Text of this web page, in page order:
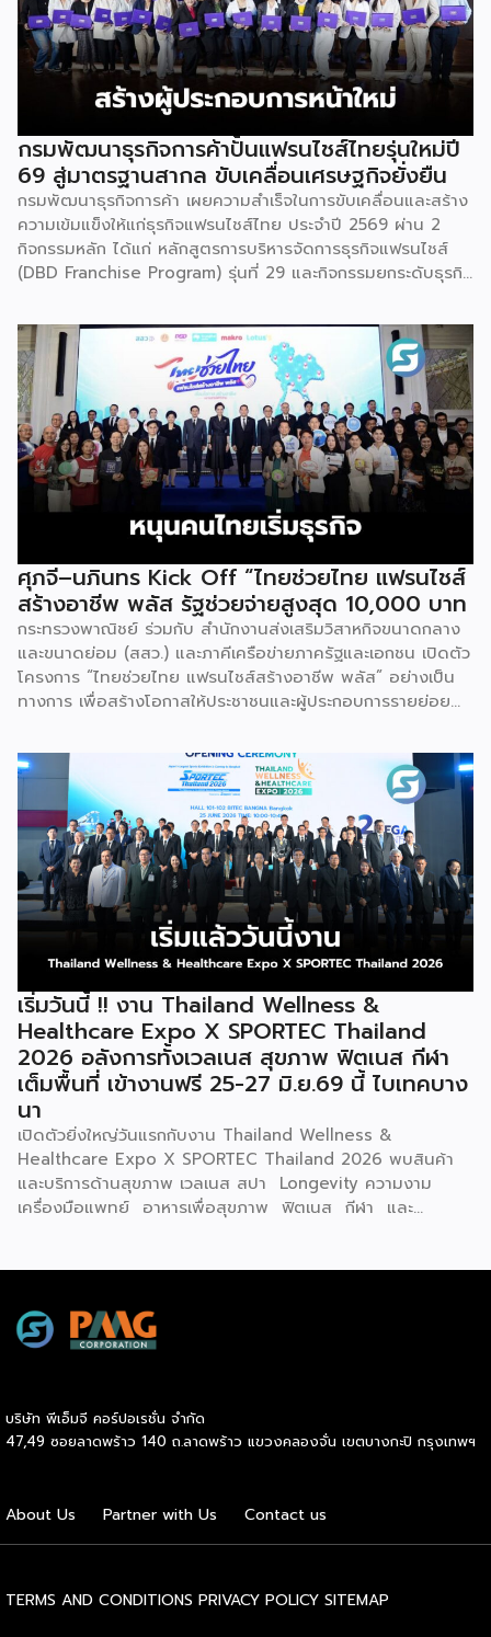
กรมพัฒนาธุรกิจการค้าปั้นแฟรนไชส์ไทยรุ่นใหม่ปี
69 สู่มาตรฐานสากล ขับเคลื่อนเศรษฐกิจยั่งยืน
กรมพัฒนาธุรกิจการค้า เผยความสำเร็จในการขับเคลื่อนและสร้าง
ความเข้มแข็งให้แก่ธุรกิจแฟรนไชส์ไทย ประจำปี 2569 ผ่าน 2
กิจกรรมหลัก ได้แก่ หลักสูตรการบริหารจัดการธุรกิจแฟรนไชส์
(DBD Franchise Program) รุ่นที่ 29 และกิจกรรมยกระดับธุรกิจ
(Franchise Standard) มุ่งเป้าบ่มเพาะศักยภาพผู้ประกอบการราย
ใหม่ พร้อมการันตีคุณภาพมาตรฐานเพื่อสร้างความเชี่ยวชาญและ
ความน่าเชื่อถือในตลาดโลก นายพูนพงษ์ นัยนาภากรณ์ อธิบดี
กรมพัฒนาธุรกิจการค้า กระทรวงพาณิชย์ เปิดเผยภายหลังเป็น
ประธานมอบประกาศนียบัตรแก่ผู้ประกอบการแฟรนไชส์ใน 2
กิจกรรมว่า “ขอแสดงความยินดีกับทุกกิจการที่ได้รับ
ประกาศนียบัตรในวันนี้ (วันพุธที่ 15 กรกฎาคม 2569) โดย
กิจกรรมแรกเป็นการอบรมหลักสูตรการบริหารจัดการธุรกิจแฟรน
ไชส์ (DBD Franchise Program: DBD-FP) รุ่นที่ 29 ซึ่งเป็น
หลักสูตรระยะยาวที่จัดขึ้นตั้งแต่วันที่ 3 ธันวาคม 2568 – วันที่ 2
เมษายน 2569 รวม 23 วัน โดยได้รับเกียรติจากวิทยากรผู้ทรง
คุณวุฒิจากภาครัฐ ภาคเอกชน และสถาบันการศึกษา ที่มาร่วมบ่ม
เพาะความรู้เชิงปฏิบัติการให้แก่ผู้ประกอบธุรกิจแฟรนไชส์อย่างเข้ม
ข้นรวม […]
ศุภจี–นภินทร Kick Off “ไทยช่วยไทย แฟรนไชส์
สร้างอาชีพ พลัส รัฐช่วยจ่ายสูงสุด 10,000 บาท
กระทรวงพาณิชย์ ร่วมกับ สำนักงานส่งเสริมวิสาหกิจขนาดกลาง
และขนาดย่อม (สสว.) และภาคีเครือข่ายภาครัฐและเอกชน เปิดตัว
โครงการ “ไทยช่วยไทย แฟรนไชส์สร้างอาชีพ พลัส” อย่างเป็น
ทางการ เพื่อสร้างโอกาสให้ประชาชนและผู้ประกอบการรายย่อย
ทั้งเงินอุดหนุน พื้นที่ค้าขาย แหล่งเงินทุน และการเชื่อมโยงตลาด
ดิจิทัล เพื่อสร้างอาชีพ เพิ่มรายได้ และเสริมความเข้มแข็งให้
เศรษฐกิจฐานราก นางศุภจี สุธรรมพันธุ์ รองนายกรัฐมนตรีและ
รัฐมนตรีว่าการกระทรวงพาณิชย์ เป็นประธานเปิดโครงการ “ไทย
ช่วยไทย แฟรนไชส์สร้างอาชีพ พลัส” ณ ห้องบุรฉัตรไชยากร
สำนักงานปลัดกระทรวงพาณิชย์ โดยมีนายนภินทร ศรีสรรพางค์
รัฐมนตรีประจำสำนักนายกรัฐมนตรี ผู้กำกับดูแลสำนักงานส่ง
เสริมวิสาหกิจขนาดกลางและขนาดย่อม (สสว.) พร้อมผู้บริหาร
หน่วยงานภาครัฐ ภาคเอกชน และผู้ประกอบธุรกิจแฟรนไชส์เข้า
ร่วม นางศุภจี กล่าวว่า โครงการนี้เกิดจากความร่วมมือระหว่าง
กระทรวงพาณิชย์ และ สสว. ภายใต้นโยบายของรัฐบาลที่มุ่งดูแล
ค่าครองชีพของประชาชนควบคู่กับการสร้างรายได้ โดยกรม
พัฒนาธุรกิจการค้าได้พัฒนาธุรกิจแฟรนไชส์มาอย่างต่อเนื่อง
เพื่อเปิดโอกาสให้ผู้ที่ต้องการมีอาชีพหรือหารายได้เพิ่มเติม
สามารถเริ่มต้นธุรกิจได้ง่ายขึ้นผ่านระบบแฟรนไชส์ ซึ่งปัจจุบันมี
ธุรกิจแฟรนไชส์จดทะเบียนกับกรมพัฒนาธุรกิจการค้ากว่า 500
ราย และได้คัดเลือกแฟรนไชส์มาตรฐานที่มีมูลค่าการลงทุนไม่เกิน
100,000 บาท เข้าร่วมโครงการกว่า […]
เริ่มวันนี้ !! งาน Thailand Wellness &
Healthcare Expo X SPORTEC Thailand
2026 อลังการทั้งเวลเนส สุขภาพ ฟิตเนส กีฬา
เต็มพื้นที่ เข้างานฟรี 25-27 มิ.ย.69 นี้ ไบเทคบาง
นา
เปิดตัวยิ่งใหญ่วันแรกกับงาน Thailand Wellness &
Healthcare Expo X SPORTEC Thailand 2026 พบสินค้า
และบริการด้านสุขภาพ เวลเนส สปา Longevity ความงาม
เครื่องมือแพทย์ อาหารเพื่อสุขภาพ ฟิตเนส กีฬา และ
พร้อมเวทีเจรจาจับคู่ธุรกิจทั้งในและต่างประเทศ งานจัดต่อเนื่อง
ตั้งแต่วันนี้ถึง 27 มิถุนายน 2569 ณ ฮอลล์ 101, 102 ไบเทค
เรือง อดีตรัฐมนตรีว่าการกระทรวงวิทยาศาสตร์และเทคโนโลยี
อดีตรัฐมนตรีว่าการกระทรวงอุตสาหกรรม กรรมการสำนักงานส่ง
“ประเทศไทยมีฐานแข็งแกร่งในเรื่องอุตสาหกรรมการแพทย์และสุข
ภาวะติดอันดับต้นๆ ในระดับโลก รัฐบาลจึงได้กำหนดให้สุขภาวะ
การขับเคลื่อนเศรษฐกิจมูลค่าสูงของประเทศ ผมมั่นใจว่างาน […]
บริษัท พีเอ็มจี คอร์ปอเรชั่น จำกัด
47,49 ซอยลาดพร้าว 140 ถ.ลาดพร้าว แขวงคลองจั่น เขตบางกะปิ กรุงเทพฯ
About Us Partner with Us Contact us
TERMS AND CONDITIONS PRIVACY POLICY SITEMAP